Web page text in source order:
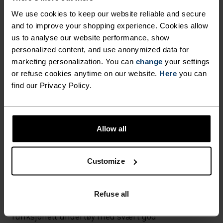
We use cookies to keep our website reliable and secure
and to improve your shopping experience. Cookies allow
us to analyse our website performance, show
personalized content, and use anonymized data for
marketing personalization. You can change your settings
or refuse cookies anytime on our website. Here you can
find our Privacy Policy.
Allow all
Customize
Refuse all
Fottur - Ski & snø
STOFFSPESIFIKASJONER
SYNTETISK
MERINO
Designet for en eksepsjonelt lett følelse mot huden. God
stretch. Transporterer fukt og tørker raskt, slik at du
holder riktig kroppstemperatur. Laget slitesterkt for
TEMPERATURKONTROLLSYSTEM
WARM
funksjonelt undertøy med svært god